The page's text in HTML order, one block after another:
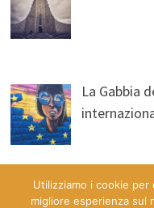
La Gabbia
Utilizziamo i cookie
migliore esperienza sul